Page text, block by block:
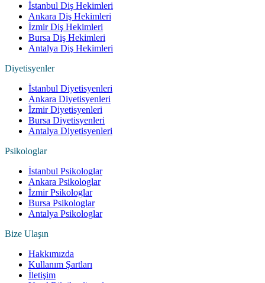
İstanbul Diş Hekimleri
Ankara Diş Hekimleri
İzmir Diş Hekimleri
Bursa Diş Hekimleri
Antalya Diş Hekimleri
Diyetisyenler
İstanbul Diyetisyenleri
Ankara Diyetisyenleri
İzmir Diyetisyenleri
Bursa Diyetisyenleri
Antalya Diyetisyenleri
Psikologlar
İstanbul Psikologlar
Ankara Psikologlar
İzmir Psikologlar
Bursa Psikologlar
Antalya Psikologlar
Bize Ulaşın
Hakkımızda
Kullanım Şartları
İletişim